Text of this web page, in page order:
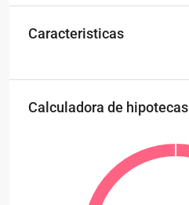
Caracteristicas
Calculadora de hipotecas